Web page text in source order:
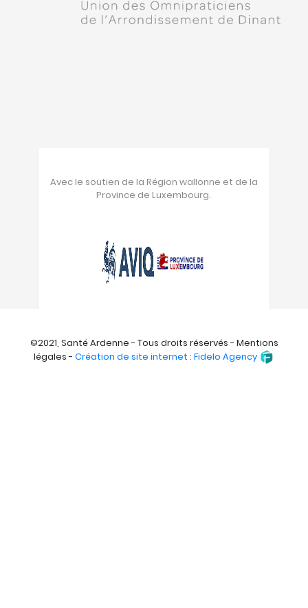
Avec le soutien de la Région wallonne et de la
Province de Luxembourg.
©2021, Santé Ardenne - Tous droits réservés - Mentions
légales - Création de site internet : Fidelo Agency